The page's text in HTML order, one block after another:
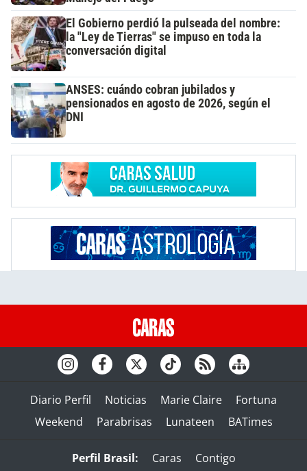
El Gobierno perdió la pulseada del nombre:
la "Ley de Tierras" se impuso en toda la
conversación digital
ANSES: cuándo cobran jubilados y
pensionados en agosto de 2026, según el
DNI
Diario Perfil Noticias Marie Claire
Fortuna
Weekend
Parabrisas Lunateen BATimes
Perfil Brasil: Caras Contigo